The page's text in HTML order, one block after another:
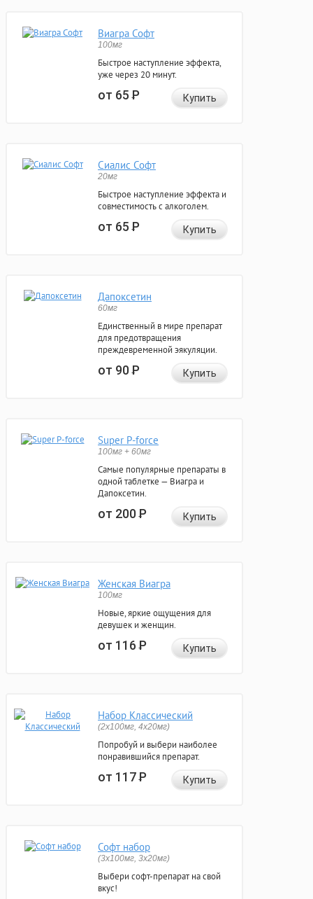
Виагра Софт
100мг
Быстрое наступление эффекта,
уже через 20 минут.
от 65Р Купить
Сиалис Софт
20мг
Быстрое наступление эффекта и
совместимость с алкоголем.
от 65Р Купить
Дапоксетин
60мг
Единственный в мире препарат
для предотвращения
преждевременной эякуляции.
от 90Р Купить
Super P-force
100мг + 60мг
Самые популярные препараты в
одной таблетке — Виагра и
Дапоксетин.
от 200Р Купить
Женская Виагра
100мг
Новые, яркие ощущения для
девушек и женщин.
от 116Р Купить
Набор Классический
(2x100мг, 4x20мг)
Попробуй и выбери наиболее
понравившийся препарат.
от 117Р Купить
Софт набор
(3x100мг, 3x20мг)
Выбери софт-препарат на свой
вкус!